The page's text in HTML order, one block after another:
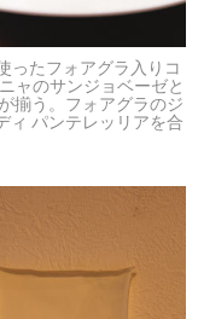
ったフォアグラ入りコ
ャのサンジョベーゼと
揃う。フォアグラのジ
ィ パンテレッリアを合